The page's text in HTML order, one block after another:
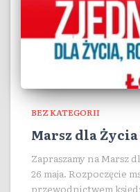
BEZ KATEGORII
Marsz dla
Zapraszamy na Marsz
26 maja. Rozpoczęcie
przewodnictwem